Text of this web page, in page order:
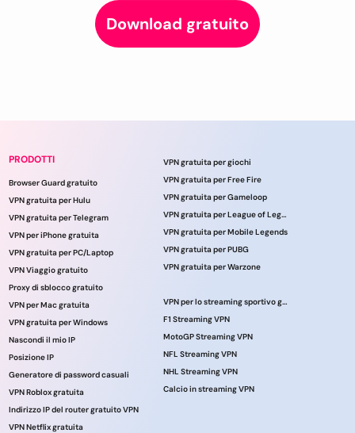
Download gratuito
PRODOTTI
Browser Guard gratuito
VPN gratuita per Hulu
VPN gratuita per Telegram
VPN per iPhone gratuita
VPN gratuita per PC/Laptop
VPN Viaggio gratuito
Proxy di sblocco gratuito
VPN per Mac gratuita
VPN gratuita per Windows
Nascondi il mio IP
Posizione IP
Generatore di password casuali
VPN Roblox gratuita
Indirizzo IP del router gratuito VPN
VPN Netflix gratuita
VPN gratuita per giochi
VPN gratuita per Free Fire
VPN gratuita per Gameloop
VPN gratuita per League of Legends
VPN gratuita per Mobile Legends
VPN gratuita per PUBG
VPN gratuita per Warzone
VPN per lo streaming sportivo gratuito
F1 Streaming VPN
MotoGP Streaming VPN
NFL Streaming VPN
NHL Streaming VPN
Calcio in streaming VPN